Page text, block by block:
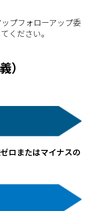
プフォローアップ委
ください。
）
ロまたはマイナスの